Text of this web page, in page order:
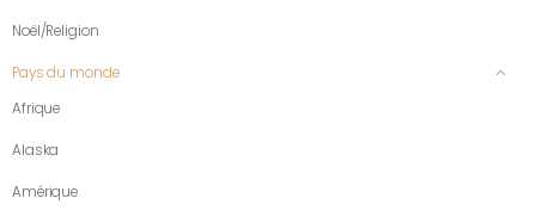
Noël/Religion
Pays du monde
Afrique
Alaska
Amérique